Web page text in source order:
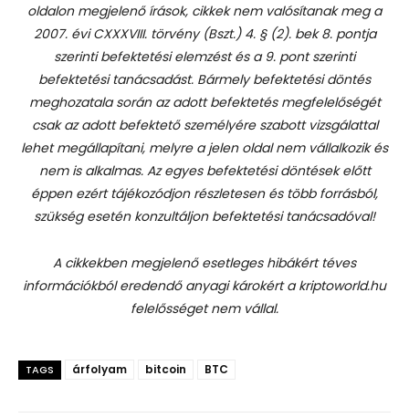
oldalon megjelenő írások, cikkek nem valósítanak meg a
2007. évi CXXXVIII. törvény (Bszt.) 4. § (2). bek 8. pontja
szerinti befektetési elemzést és a 9. pont szerinti
befektetési tanácsadást. Bármely befektetési döntés
meghozatala során az adott befektetés megfelelőségét
csak az adott befektető személyére szabott vizsgálattal
lehet megállapítani, melyre a jelen oldal nem vállalkozik és
nem is alkalmas. Az egyes befektetési döntések előtt
éppen ezért tájékozódjon részletesen és több forrásból,
szükség esetén konzultáljon befektetési tanácsadóval!
A cikkekben megjelenő esetleges hibákért téves
információkból eredendő anyagi károkért a kriptoworld.hu
felelősséget nem vállal.
TAGS árfolyam bitcoin BTC